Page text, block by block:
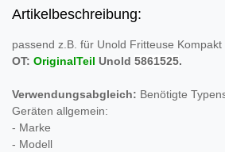
Artikelbeschreibung:
passend z.B. für Unold Fritteuse Kompakt
OT: OriginalTeil Unold 5861525.
Verwendungsabgleich: Benötigte
Geräten allgemein:
- Marke
- Modell